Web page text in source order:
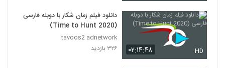
۰۲:۱۴:۴۸ HD
دانلود فیلم زمان شکار با دوبله فارسی
(Time to Hunt 2020)
tavoos2 adnetwork
۳۲۶ بازدید